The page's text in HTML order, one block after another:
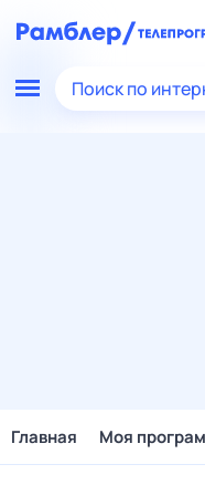
Поиск по
Главная Моя